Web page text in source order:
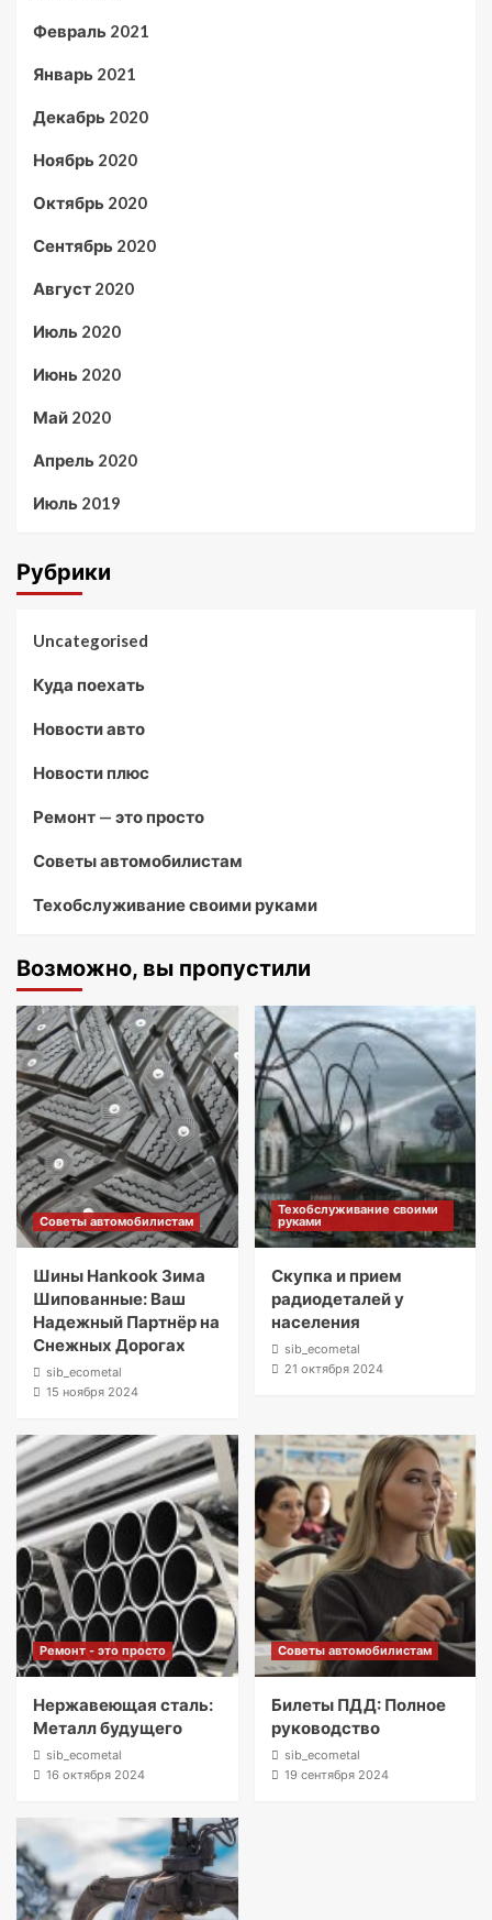
Февраль 2021
Январь 2021
Декабрь 2020
Ноябрь 2020
Октябрь 2020
Сентябрь 2020
Август 2020
Июль 2020
Июнь 2020
Май 2020
Апрель 2020
Июль 2019
Рубрики
Uncategorised
Куда поехать
Новости авто
Новости плюс
Ремонт — это просто
Советы автомобилистам
Техобслуживание своими руками
Возможно, вы пропустили
Советы автомобилистам
Шины Hankook Зима
Шипованные: Ваш
Надежный Партнёр на
Снежных Дорогах
sib_ecometal
15 ноября 2024
Техобслуживание своими
руками
Скупка и прием
радиодеталей у
населения
sib_ecometal
21 октября 2024
Ремонт - это просто
Нержавеющая сталь:
Металл будущего
sib_ecometal
16 октября 2024
Советы автомобилистам
Билеты ПДД: Полное
руководство
sib_ecometal
19 сентября 2024